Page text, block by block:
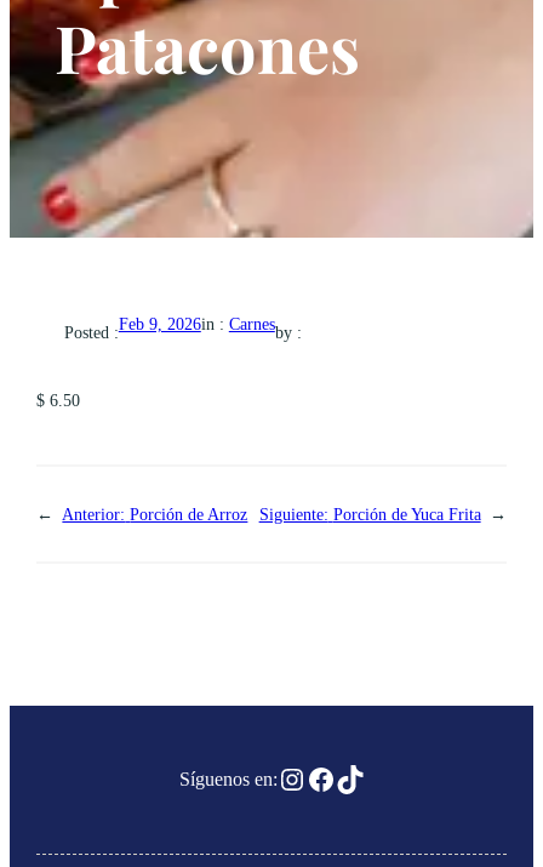
Patacones
Posted :Feb 9, 2026in : Carnesby :
$ 6.50
← Anterior: Porción de Arroz Siguiente: Porción de Yuca Frita →
Síguenos en:Instagram
Facebook
TikTok